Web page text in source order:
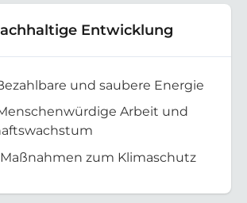
Entwicklung
und saubere Energie
Arbeit und
Maßnahmen zum Klimaschutz